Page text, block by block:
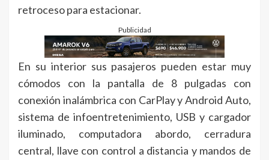
retroceso para estacionar.
Publicidad
En su interior sus pasajeros pueden estar muy
cómodos con la pantalla de 8 pulgadas con
conexión inalámbrica con CarPlay y Android Auto,
sistema de infoentretenimiento, USB y cargador
iluminado, computadora abordo, cerradura
central, llave con control a distancia y mandos de